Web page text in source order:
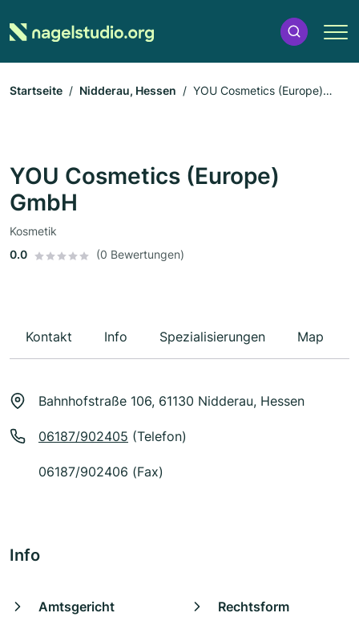
Startseite Nidderau, Hessen
YOU Cosmetics (Europe)
YOU Cosmetics (Europe)
GmbH
Kosmetik
0.0
(0 Bewertungen)
Kontakt Info Spezialisierungen Map
Bahnhofstraße 106, 61130 Nidderau, Hessen
06187/902405 (Telefon)
06187/902406 (Fax)
Info
Amtsgericht
Rechtsform